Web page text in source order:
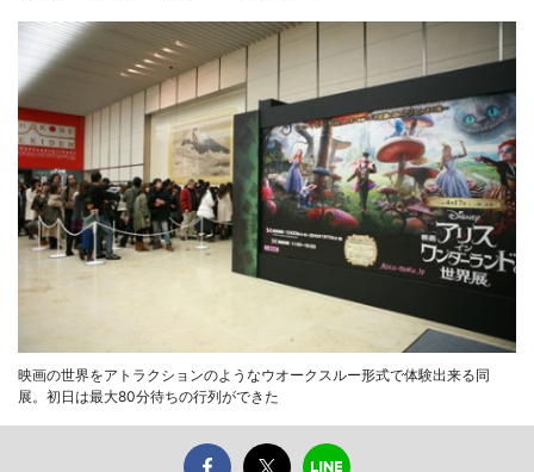
映画の世界をアトラクションのようなウオークスルー形式で体験出来る同
展。初日は最大80分待ちの行列ができた